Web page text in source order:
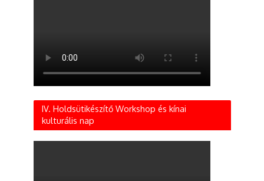
IV. Holdsütikészítő Workshop és kínai
kulturális nap